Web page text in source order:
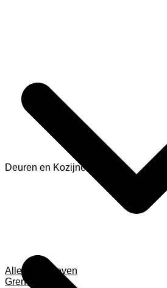
Alles weergeven
Grenen
Deuren en Kozijnen